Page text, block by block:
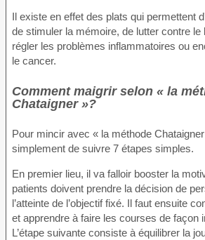
Il existe en effet des plats qui permettent
de stimuler la mémoire, de lutter contre le
régler les problèmes inflammatoires ou
le cancer.
Comment maigrir selon « la
Chataigner »?
Pour mincir avec « la méthode
simplement de suivre 7 étapes simples.
En premier lieu, il va falloir booster la
patients doivent prendre la décision de
l’atteinte de l’objectif fixé. Il faut ensuite
et apprendre à faire les courses de façon
L’étape suivante consiste à équilibrer la